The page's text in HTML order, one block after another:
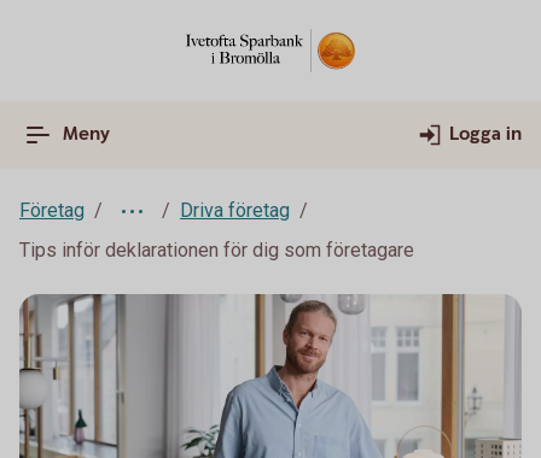
Meny Logga in
Företag
Driva företag
Tips inför deklarationen för dig som företagare